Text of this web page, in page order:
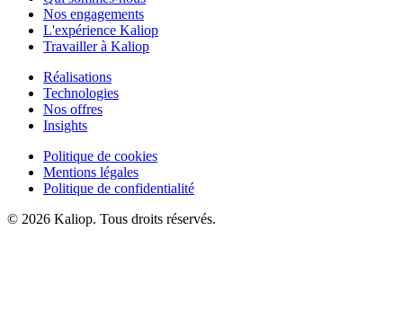
Nos engagements
L'expérience Kaliop
Travailler à Kaliop
Réalisations
Technologies
Nos offres
Insights
Politique de cookies
Mentions légales
Politique de confidentialité
© 2026 Kaliop. Tous droits réservés.